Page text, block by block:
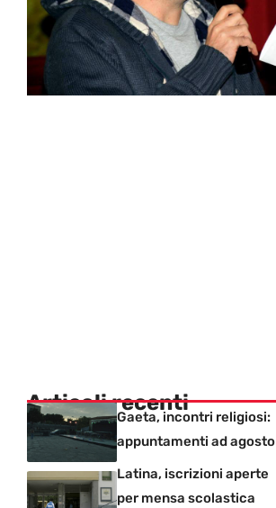
Articoli recenti
Gaeta, incontri religiosi:
appuntamenti ad agosto
Latina, iscrizioni aperte
per mensa scolastica